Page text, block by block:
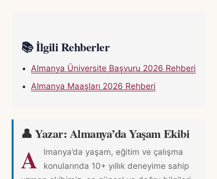
📚 İlgili Rehberler
Almanya Üniversite Başvuru 2026 Rehberi
Almanya Maaşları 2026 Rehberi
👤 Yazar: Almanya’da Yaşam Ekibi
A
lmanya’da yaşam, eğitim ve çalışma
konularında 10+ yıllık deneyime sahip